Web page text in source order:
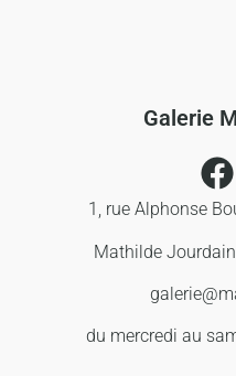
Galerie
1, rue Alphonse
Mathilde
du mercredi au